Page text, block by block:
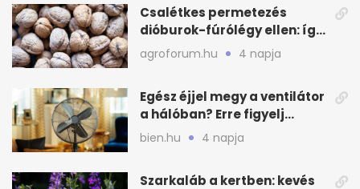
Csalétkes permetezés
dióburok-fúrólégy ellen: így
csináld a kertben
agroforum.hu 4 napja
Egész éjjel megy a ventilátor
a hálóban? Erre figyelj
alvásnál nyáron
bien.hu 4 napja
Szarkaláb a kertben: kevés